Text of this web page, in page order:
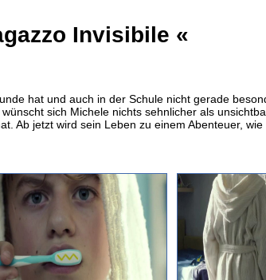
Invisibile «
hat und auch in der Schule nicht gerade
sich Michele nichts sehnlicher als
Ab jetzt wird sein Leben zu einem Abenteuer,